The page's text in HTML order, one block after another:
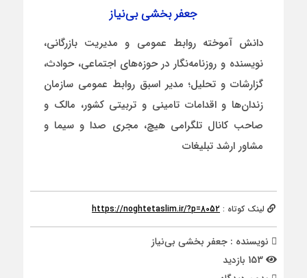
جعفر بخشی بی‌نیاز
دانش آموخته روابط عمومی و مدیریت بازرگانی،
نویسنده و روزنامه‌نگار در حوزه‌های اجتماعی، حوادث،
گزارشات و تحلیل؛ مدیر اسبق روابط عمومی سازمان
زندان‌ها و اقدامات تامینی و تربیتی کشور، مالک و
صاحب کانال تلگرامی هیچ، مجری صدا و سیما و
مشاور ارشد تبلیغات
لینک کوتاه : https://noghtetaslim.ir/?p=8052
نویسنده : جعفر بخشی بی‌نیاز